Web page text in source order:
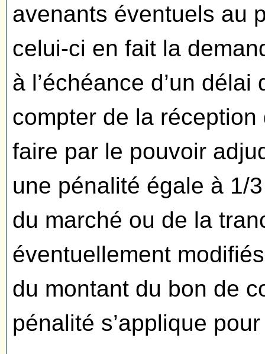
avenants éventuels au
celui-ci en fait la
à l’échéance d’un
compter de la réception
faire par le pouvoir
une pénalité égale à 1/
du marché ou de la
éventuellement
du montant du bon de
pénalité s’applique